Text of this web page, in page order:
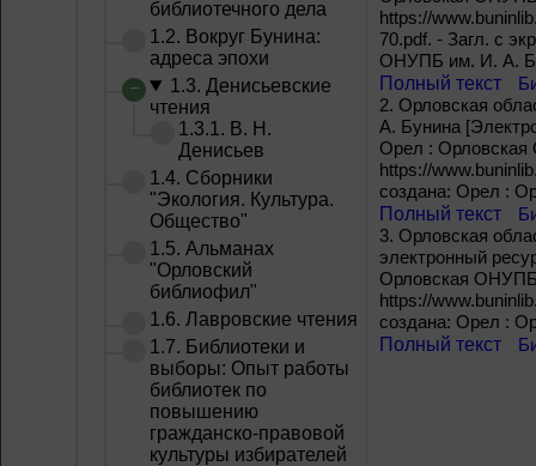
библиотечного дела
1.2. Вокруг Бунина:
адреса эпохи
1.3. Денисьевские
чтения
1.3.1. В. Н.
Денисьев
1.4. Сборники
"Экология. Культура.
Общество"
1.5. Альманах
"Орловский
библиофил"
1.6. Лавровские чтения
1.7. Библиотеки и
выборы: Опыт работы
библиотек по
повышению
гражданско-правовой
культуры избирателей
https://
70.pdf. - Загл. с
ОНУПБ им. И. А.
Полный текст
2. Орловская
А. Бунина
Орел : Орловская
https://
создана: Орел :
Полный текст
3. Орловская
электронный
Орловская ОНУПБ
https://
создана: Орел :
Полный текст